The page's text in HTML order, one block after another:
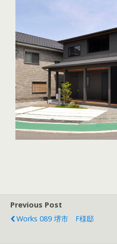
Previous Post
Works 089 堺市 F様邸